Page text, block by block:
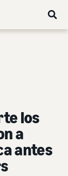
los
a
antes